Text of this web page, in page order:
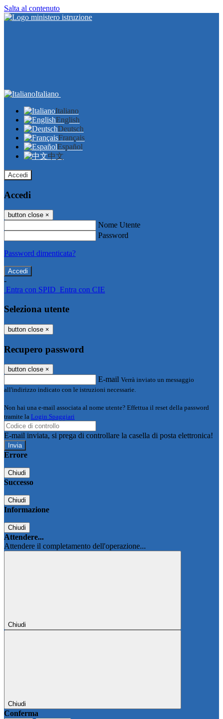
Salta al contenuto
Italiano
Italiano
English
Deutsch
Français
Español
中文
Accedi
Accedi
button close ×
Nome Utente
Password
Password dimenticata?
-
Entra con SPID Entra con CIE
Seleziona utente
button close ×
Recupero password
button close ×
E-mail Verrà inviato un messaggio
all'indirizzo indicato con le istruzioni necessarie.
Non hai una e-mail associata al nome utente? Effettua il reset della password
tramite la Login Spaggiari
E-mail inviata, si prega di controllare la casella di posta elettronica!
Errore
Chiudi
Successo
Chiudi
Informazione
Chiudi
Attendere...
Attendere il completamento dell'operazione...
Chiudi
Chiudi
Conferma